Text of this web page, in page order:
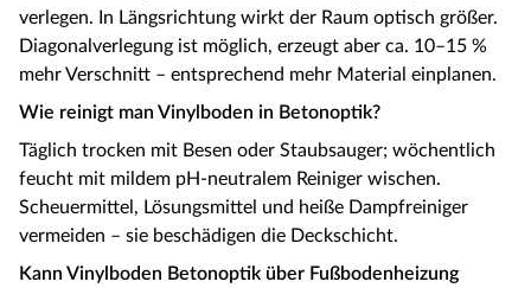
verlegen. In Längsrichtung wirkt der Raum optisch größer.
Diagonalverlegung ist möglich, erzeugt aber ca. 10–15 %
mehr Verschnitt – entsprechend mehr Material einplanen.
Wie reinigt man Vinylboden in Betonoptik?
Täglich trocken mit Besen oder Staubsauger; wöchentlich
feucht mit mildem pH-neutralem Reiniger wischen.
Scheuermittel, Lösungsmittel und heiße Dampfreiniger
vermeiden – sie beschädigen die Deckschicht.
Kann Vinylboden Betonoptik über Fußbodenheizung